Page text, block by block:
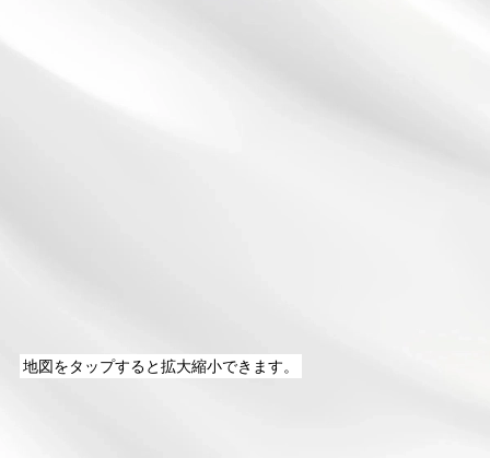
地図をタップすると拡大縮小できます。